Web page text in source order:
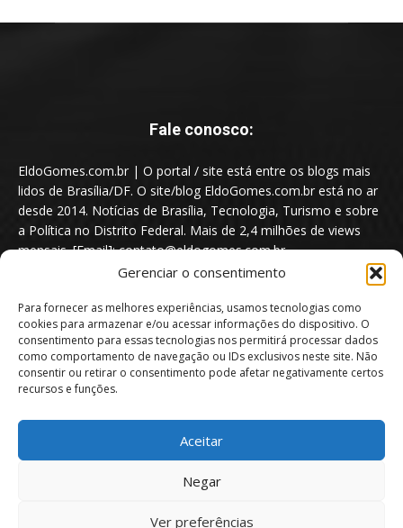
Gerenciar o consentimento
Para fornecer as melhores experiências, usamos tecnologias como
cookies para armazenar e/ou acessar informações do dispositivo. O
consentimento para essas tecnologias nos permitirá processar dados
como comportamento de navegação ou IDs exclusivos neste site. Não
consentir ou retirar o consentimento pode afetar negativamente certos
recursos e funções.
Aceitar
Negar
Ver preferências
Fale conosco:
EldoGomes.com.br | O portal / site está entre os blogs mais
lidos de Brasília/DF. O site/blog EldoGomes.com.br está no ar
desde 2014. Notícias de Brasília, Tecnologia, Turismo e sobre
a Política no Distrito Federal. Mais de 2,4 milhões de views
mensais. [Email]: contato@eldogomes.com.br
Portal EldoGomes.com.br | Entre os Blogs mais lidos de Brasília/DF. |